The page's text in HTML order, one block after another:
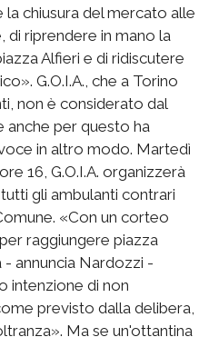
chiusura del mercato alle
di riprendere in mano la
Alfieri e di ridiscutere
G.O.I.A., che a Torino
non è considerato dal
anche per questo ha
in altro modo. Martedì
16, G.O.I.A. organizzerà
gli ambulanti contrari
«Con un corteo
raggiungere piazza
annuncia Nardozzi -
intenzione di non
previsto dalla delibera,
Ma se un'ottantina